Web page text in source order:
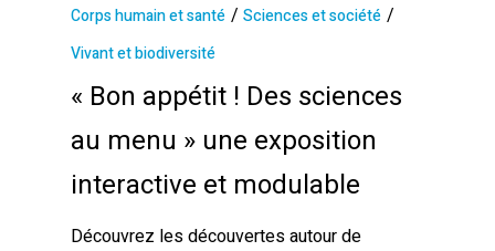
Corps humain et santé / Sciences et société /
Vivant et biodiversité
« Bon appétit ! Des sciences
au menu » une exposition
interactive et modulable
Découvrez les découvertes autour de